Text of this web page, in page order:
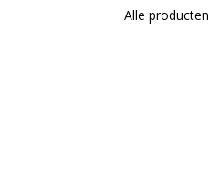
Alle producten